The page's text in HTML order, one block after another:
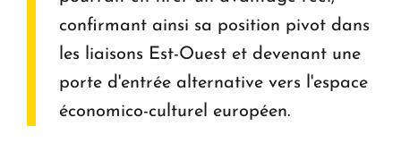
confirmant ainsi sa position pivot dans
les liaisons Est-Ouest et devenant une
porte d'entrée alternative vers l'espace
économico-culturel européen.